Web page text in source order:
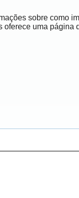
sobre como
oferece uma página